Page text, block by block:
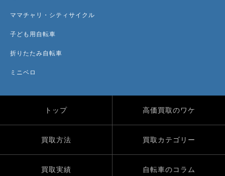
ママチャリ・シティサイクル
子ども用自転車
折りたたみ自転車
ミニベロ
トップ 高価買取のワケ
買取方法 買取カテゴリー
買取実績 自転車のコラム